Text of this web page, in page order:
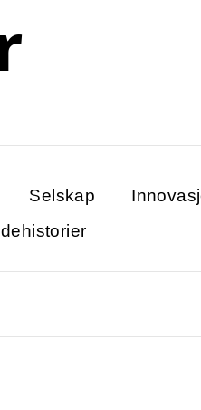
Selskap